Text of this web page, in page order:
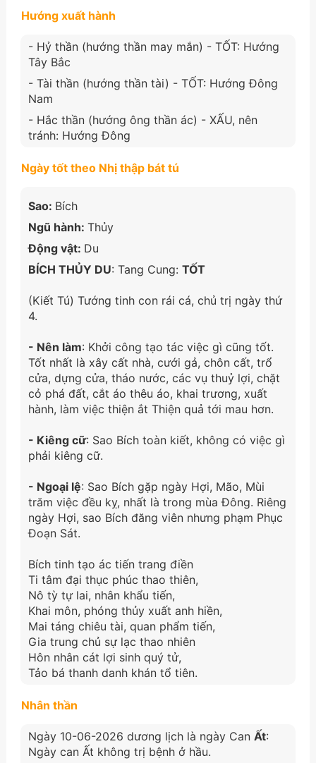
Hướng xuất hành
- Hỷ thần (hướng thần may mắn) - TỐT: Hướng
Tây Bắc
- Tài thần (hướng thần tài) - TỐT: Hướng Đông
Nam
- Hắc thần (hướng ông thần ác) - XẤU, nên
tránh: Hướng Đông
Ngày tốt theo Nhị thập bát tú
Sao: Bích
Ngũ hành: Thủy
Động vật: Du
BÍCH THỦY DU: Tang Cung: TỐT
(Kiết Tú) Tướng tinh con rái cá, chủ trị ngày thứ
4.
- Nên làm: Khởi công tạo tác việc gì cũng tốt.
Tốt nhất là xây cất nhà, cưới gả, chôn cất, trổ
cửa, dựng cửa, tháo nước, các vụ thuỷ lợi, chặt
cỏ phá đất, cắt áo thêu áo, khai trương, xuất
hành, làm việc thiện ắt Thiện quả tới mau hơn.
- Kiêng cữ: Sao Bích toàn kiết, không có việc gì
phải kiêng cữ.
- Ngoại lệ: Sao Bích gặp ngày Hợi, Mão, Mùi
trăm việc đều kỵ, nhất là trong mùa Đông. Riêng
ngày Hợi, sao Bích đăng viên nhưng phạm Phục
Đoạn Sát.
Bích tinh tạo ác tiến trang điền
Ti tâm đại thục phúc thao thiên,
Nô tỳ tự lai, nhân khẩu tiến,
Khai môn, phóng thủy xuất anh hiền,
Mai táng chiêu tài, quan phẩm tiến,
Gia trung chủ sự lạc thao nhiên
Hôn nhân cát lợi sinh quý tử,
Tảo bá thanh danh khán tổ tiên.
Nhân thần
Ngày 10-06-2026 dương lịch là ngày Can Ất:
Ngày can Ất không trị bệnh ở hầu.